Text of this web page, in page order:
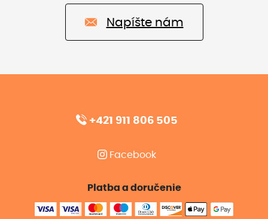
Napíšte nám
+421 911 806 505
Facebook
Platba a doručenie